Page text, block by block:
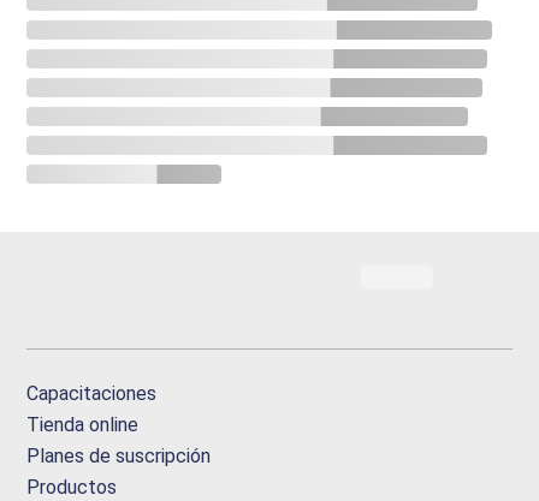
Capacitaciones
Tienda online
Planes de suscripción
Productos